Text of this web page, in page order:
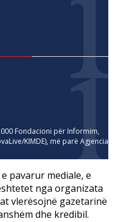
Fondacioni për Informim,
KIMDE), më parë Agjencia
pavarur mediale, e
nga organizata
vlerësojnë gazetarinë
dhe kredibil.